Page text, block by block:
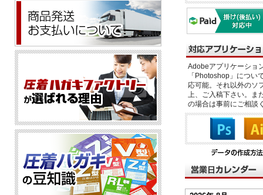
Adobeアプリケーショ
「Photoshop」につい
応可能。それ以外のソ
上、ご入稿下さい。ま
の場合は事前にご相談